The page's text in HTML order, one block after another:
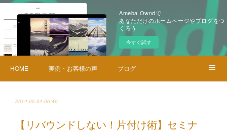
Ameba Owndで
あなただけのホームページやブログをつ
くろう
今すぐ試す
HOME 実例・お客様の声 ブログ
2014.05.01 06:40
【リバウンドしない！片付け術】セミナ